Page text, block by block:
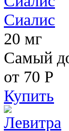
Сиалис
20 мг
Самый
от 70 Р
Купить